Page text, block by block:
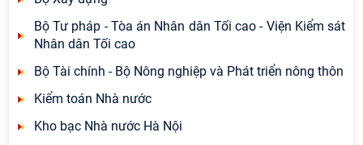
Bộ Tư pháp - Tòa án Nhân dân Tối cao - Viện Kiểm sát
Nhân dân Tối cao
Bộ Tài chính - Bộ Nông nghiệp và Phát triển nông thôn
Kiểm toán Nhà nước
Kho bạc Nhà nước Hà Nội